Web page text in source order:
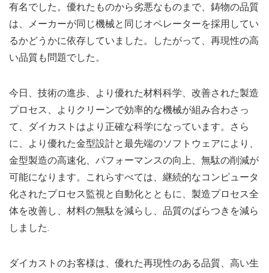
有名でした。優れたものから劣悪なものまで、鋳物の品質
は、メーカーが同じ機械と同じオペレーターを採用してい
るかどうかに依存していました。したがって、再現性の高
い品質も問題でした。
今日、技術の進歩、より優れた材料科学、改善された製造
プロセス、よりクリーンで効率的な機械が組み合わさっ
て、ダイカストはより正確な科学になっています。さら
に、より優れた金型設計と最先端のソフトウェアにより、
金型製造の高速化、パフォーマンスの向上、無駄の削減が
可能になります。これらすべては、継続的なコンピュータ
化されたプロセス監視と自動化とともに、製造プロセス全
体を改善し、材料の無駄を減らし、品質のばらつきを減ら
しました.
ダイカストのお客様は、優れた再現性のある品質、高い生